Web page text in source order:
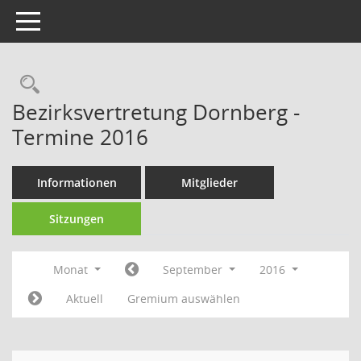
Toggle navigation
Rechercheauswahl
Bezirksvertretung Dornberg -
Termine 2016
Informationen Mitglieder
Sitzungen
Monat September
2016
Aktuell
Gremium auswählen